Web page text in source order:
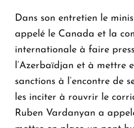
Dans son entretien le
appelé le Canada et la
internationale à faire
l’Azerbaïdjan et à mettre
sanctions à l’encontre de
les inciter à rouvrir le
Ruben Vardanyan a